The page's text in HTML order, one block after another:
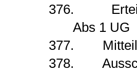
376.
Abs 1 UG
377.
378.